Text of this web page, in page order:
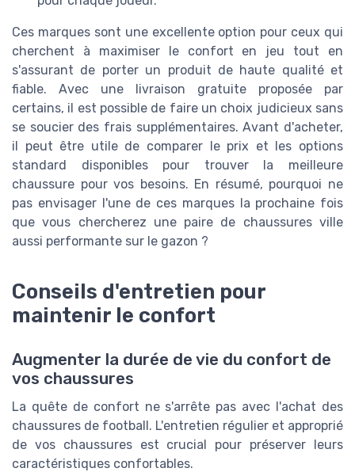
Ces marques sont une excellente option pour ceux qui
cherchent à maximiser le confort en jeu tout en
s'assurant de porter un produit de haute qualité et
fiable. Avec une livraison gratuite proposée par
certains, il est possible de faire un choix judicieux sans
se soucier des frais supplémentaires. Avant d'acheter,
il peut être utile de comparer le prix et les options
standard disponibles pour trouver la meilleure
chaussure pour vos besoins. En résumé, pourquoi ne
pas envisager l'une de ces marques la prochaine fois
que vous chercherez une paire de chaussures ville
aussi performante sur le gazon ?
Conseils d'entretien pour
maintenir le confort
Augmenter la durée de vie du confort de
vos chaussures
La quête de confort ne s'arrête pas avec l'achat des
chaussures de football. L'entretien régulier et approprié
de vos chaussures est crucial pour préserver leurs
caractéristiques confortables.